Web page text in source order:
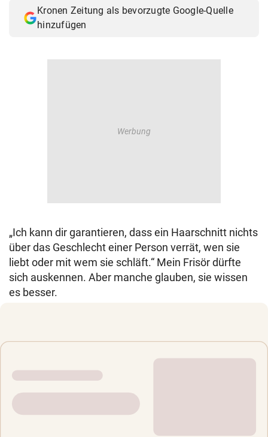
search
Suchbegriff
eingeben
Kronen Zeitung als bevorzugte Google-Quelle
hinzufügen
„Ich kann dir garantieren, dass ein Haarschnitt nichts
über das Geschlecht einer Person verrät, wen sie
liebt oder mit wem sie schläft.“ Mein Frisör dürfte
sich auskennen. Aber manche glauben, sie wissen
es besser.